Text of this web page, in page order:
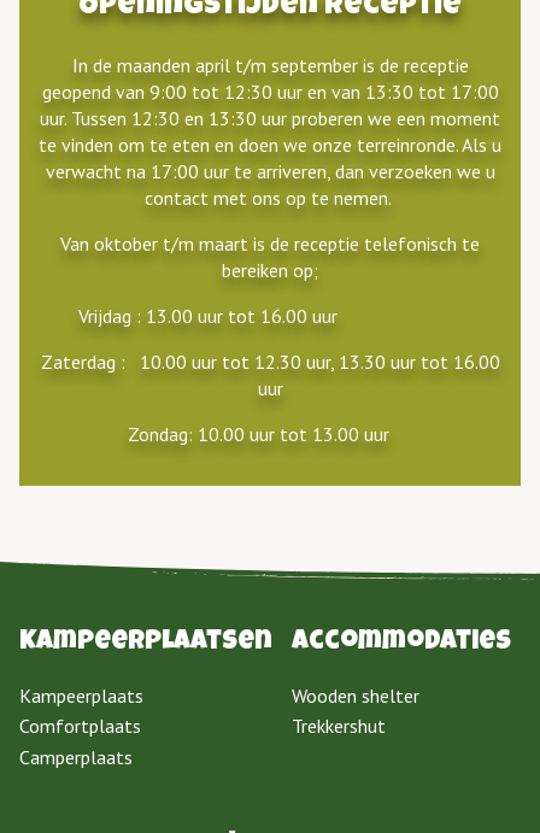
Openingstijden receptie
In de maanden april t/m september is de receptie
geopend van 9:00 tot 12:30 uur en van 13:30 tot 17:00
uur. Tussen 12:30 en 13:30 uur proberen we een moment
te vinden om te eten en doen we onze terreinronde. Als u
verwacht na 17:00 uur te arriveren, dan verzoeken we u
contact met ons op te nemen.
Van oktober t/m maart is de receptie telefonisch te
bereiken op;
Vrijdag : 13.00 uur tot 16.00 uur
Zaterdag : 10.00 uur tot 12.30 uur, 13.30 uur tot 16.00
uur
Zondag: 10.00 uur tot 13.00 uur
Kampeerplaatsen
Kampeerplaats
Comfortplaats
Camperplaats
Accommodaties
Wooden shelter
Trekkershut